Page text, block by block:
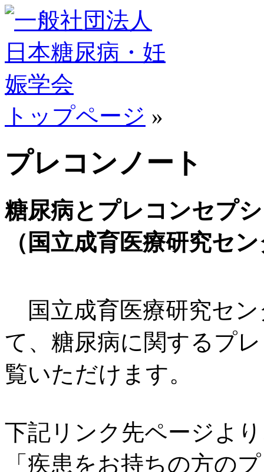
トップページ »
プレコンノート
糖尿病とプレコンセプ
（国立成育医療研究セ
国立成育医療研究セ
て、糖尿病に関するプ
覧いただけます。
下記リンク先ページよ
「疾患をお持ちの方の